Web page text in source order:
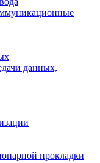
данных,
прокладки